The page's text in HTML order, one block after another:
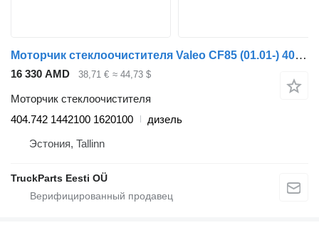
Моторчик стеклоочистителя Valeo CF85 (01.01-) 404.742 для тягача DAF LF45, LF55, LF180, CF65, CF75, CF85 (2001-)
16 330 AMD 38,71 € ≈ 44,73 $
Моторчик стеклоочистителя
404.742 1442100 1620100
дизель
Эстония, Tallinn
TruckParts Eesti OÜ